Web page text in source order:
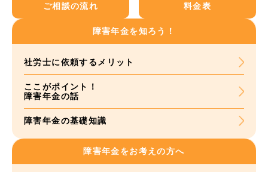
ご相談の流れ 料金表
障害年金を知ろう！
社労士に依頼するメリット
ここがポイント！
障害年金の話
障害年金の基礎知識
障害年金をお考えの方へ